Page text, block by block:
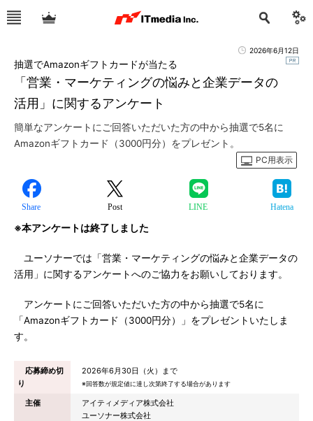
2026年6月12日
「営業・マーケティングの悩みと企業データの
活用」に関するアンケート
抽選でAmazonギフトカードが当たる
簡単なアンケートにご回答いただいた方の中から抽選で5名に
Amazonギフトカード（3000円分）をプレゼント。
PC用表示
Share Post LINE Hatena
※本アンケートは終了しました
ユーソナーでは「営業・マーケティングの悩みと企業データの
活用」に関するアンケートへのご協力をお願いしております。
アンケートにご回答いただいた方の中から抽選で5名に
「Amazonギフトカード（3000円分）」をプレゼントいたしま
す。
応募締め切
り
2026年6月30日（火）まで
※回答数が規定値に達し次第終了する場合があります
主催
アイティメディア株式会社
ユーソナー株式会社